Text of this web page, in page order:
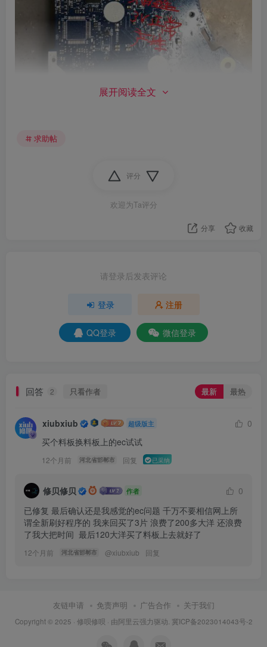
展开阅读全文
求助帖
评分
欢迎为Ta评分
分享 收藏
请登录后发表评论
登录 注册
QQ登录 微信登录
回答 2 只看作者 最新 最热
xiubxiub 超级版主
0
买个料板换料板上的ec试试
12个月前 河北省邯郸市 回复 已采纳
修贝修贝 作者
0
已修复 最后确认还是我感觉的ec问题 千万不要相信网上所
谓全新刷好程序的 我来回买了3片 浪费了200多大洋 还浪费
了我大把时间  最后120大洋买了料板上去就好了
12个月前 河北省邯郸市 @xiubxiub 回复
友链申请 免责声明 广告合作 关于我们
Copyright © 2025 · 修呗修呗 · 由阿里云强力驱动. 冀ICP备2023014043号-2